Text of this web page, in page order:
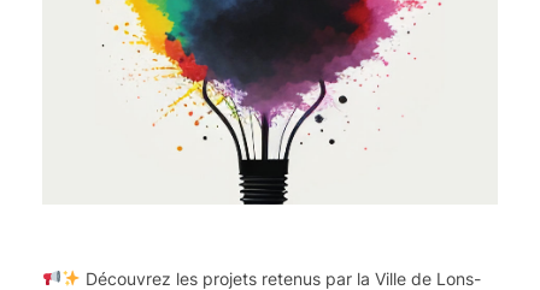
Découvrez les projets retenus par la Ville de Lons-